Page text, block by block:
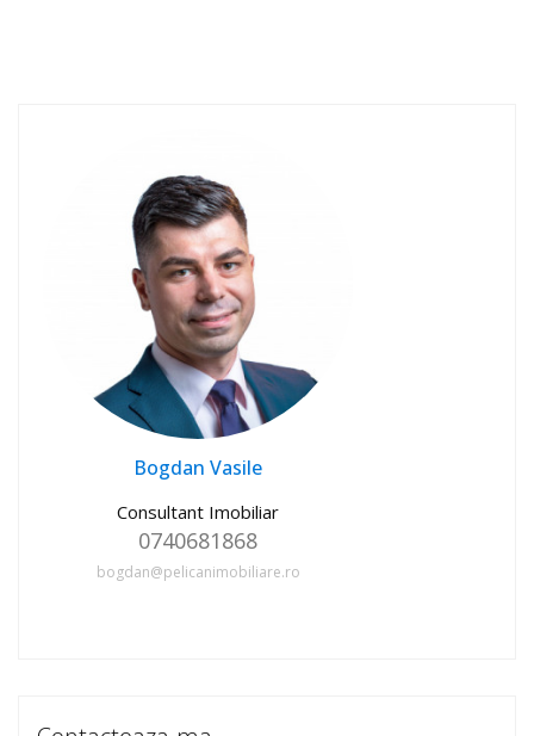
Bogdan Vasile
Consultant Imobiliar
0740681868
bogdan@pelicanimobiliare.ro